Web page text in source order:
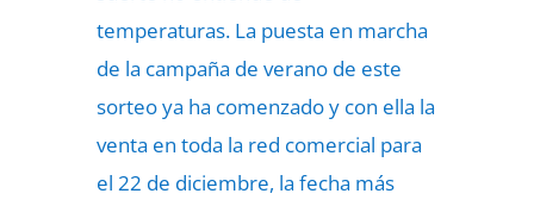
temperaturas. La puesta en marcha
de la campaña de verano de este
sorteo ya ha comenzado y con ella la
venta en toda la red comercial para
el 22 de diciembre, la fecha más